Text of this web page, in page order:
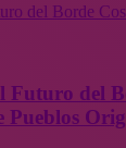
del Borde
Futuro del
Pueblos